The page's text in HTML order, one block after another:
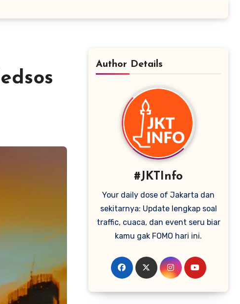
Author Details
#JKTInfo
Your daily dose of Jakarta dan
sekitarnya: Update lengkap soal
traffic, cuaca, dan event seru biar
kamu gak FOMO hari ini.